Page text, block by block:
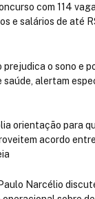
com 114
e salários de até
prejudica o sono e
saúde, alertam
orientação para
acordo
Narcélio